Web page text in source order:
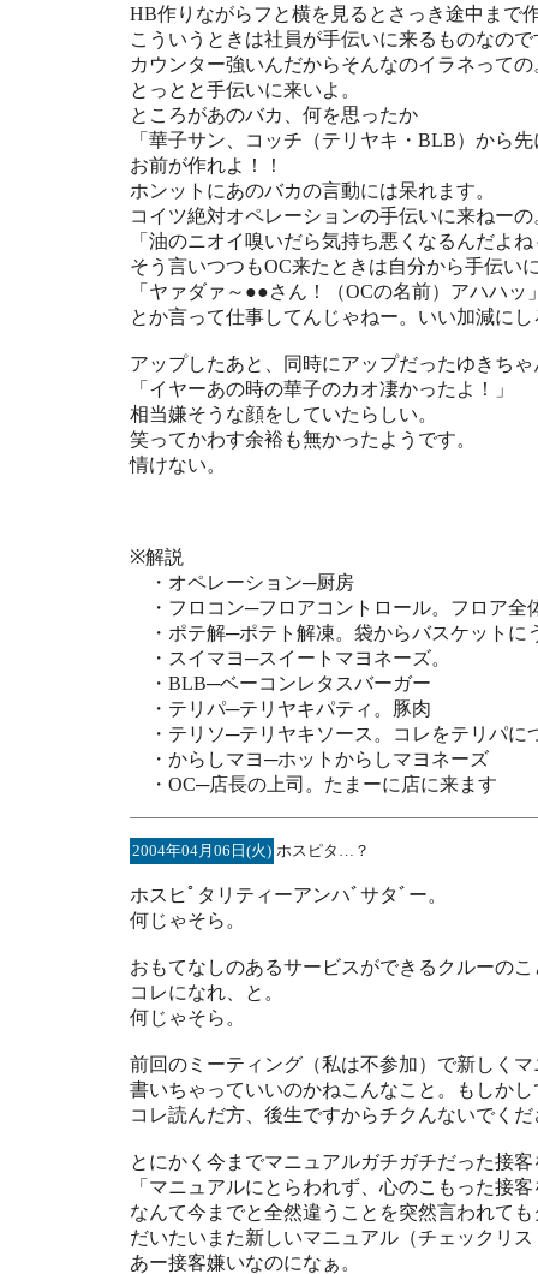
HB作りながらフと横を見るとさっき途中まで
こういうときは社員が手伝いに来るものなの
カウンター強いんだからそんなのイラネっての
とっとと手伝いに来いよ。
ところがあのバカ、何を思ったか
「華子サン、コッチ（テリヤキ・BLB）から
お前が作れよ！！
ホンットにあのバカの言動には呆れます。
コイツ絶対オペレーションの手伝いに来ねーの
「油のニオイ嗅いだら気持ち悪くなるんだよね
そう言いつつもOC来たときは自分から手伝い
「ヤァダァ～●●さん！（OCの名前）アハハッ
とか言って仕事してんじゃねー。いい加減にし
アップしたあと、同時にアップだったゆきち
「イヤーあの時の華子のカオ凄かったよ！」
相当嫌そうな顔をしていたらしい。
笑ってかわす余裕も無かったようです。
情けない。
※解説
・オペレーション─厨房
・フロコン─フロアコントロール。フロア全
・ポテ解─ポテト解凍。袋からバスケットに
・スイマヨ─スイートマヨネーズ。
・BLB─ベーコンレタスバーガー
・テリパ─テリヤキパティ。豚肉
・テリソ─テリヤキソース。コレをテリパに
・からしマヨ─ホットからしマヨネーズ
・OC─店長の上司。たまーに店に来ます
2004年04月06日(火) ホスピタ…？
ホスヒﾟタリティーアンハﾞサタﾞー。
何じゃそら。
おもてなしのあるサービスができるクルーの
コレになれ、と。
何じゃそら。
前回のミーティング（私は不参加）で新しく
書いちゃっていいのかねこんなこと。もしか
コレ読んだ方、後生ですからチクんないでくだ
とにかく今までマニュアルガチガチだった接
「マニュアルにとらわれず、心のこもった接
なんて今までと全然違うことを突然言われて
だいたいまた新しいマニュアル（チェックリ
あー接客嫌いなのになぁ。